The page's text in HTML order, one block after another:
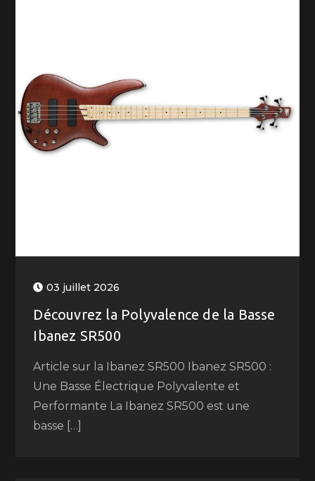
03 juillet 2026
Découvrez la Polyvalence de la Basse
Ibanez SR500
Article sur la Ibanez SR500 Ibanez SR500 :
Une Basse Électrique Polyvalente et
Performante La Ibanez SR500 est une
basse […]